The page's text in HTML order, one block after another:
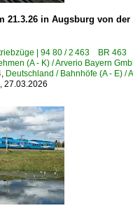
21.3.26 in Augsburg von der
| 94 80 / 2 463 BR 463
(A - K) / Arverio Bayern
, Deutschland / Bahnhöfe (A - E) /
27.03.2026